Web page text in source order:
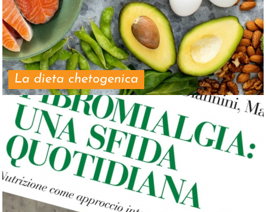
La dieta chetogenica